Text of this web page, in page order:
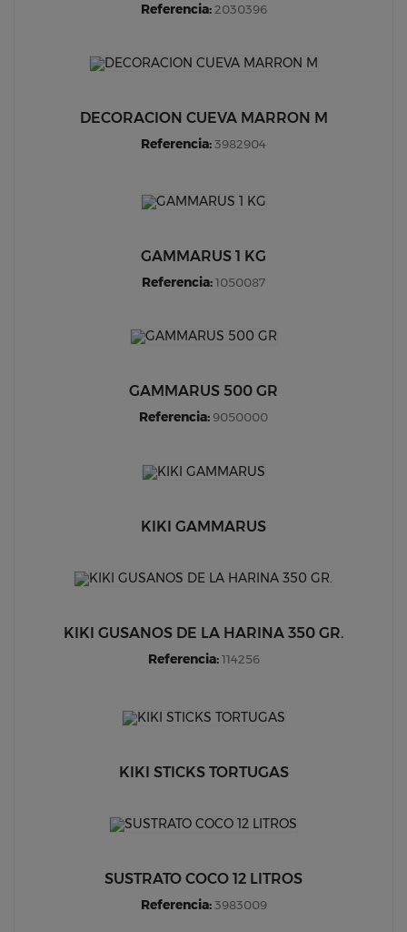
Referencia: 2030396
DECORACION CUEVA MARRON M
Referencia:3982904
GAMMARUS 1 KG
Referencia:1050087
GAMMARUS 500 GR
Referencia: 9050000
KIKI GAMMARUS
KIKI GUSANOS DE LA HARINA 350 GR.
Referencia: 114256
KIKI STICKS TORTUGAS
SUSTRATO COCO 12 LITROS
Referencia: 3983009